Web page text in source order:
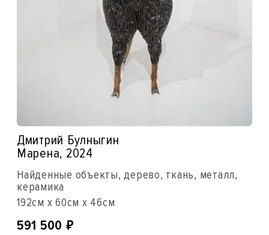
Дмитрий Булныгин
Марена, 2024
Найденные объекты, дерево, ткань, металл,
керамика
192см x 60см x 46см
591 500 ₽